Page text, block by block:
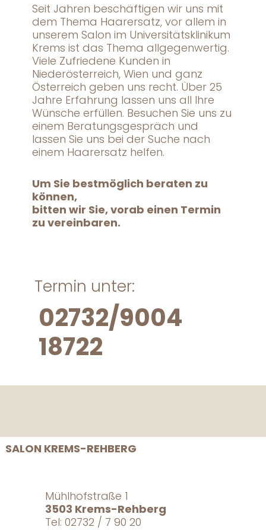
Seit Jahren beschäftigen wir uns mit
dem Thema Haarersatz, vor allem in
unserem Salon im Universitätsklinikum
Krems ist das Thema allgegenwertig.
Viele Zufriedene Kunden in
Niederösterreich, Wien und ganz
Österreich geben uns recht. Über 25
Jahre Erfahrung lassen uns all Ihre
Wünsche erfüllen. Besuchen Sie uns zu
einem Beratungsgespräch und
lassen Sie uns bei der Suche nach
einem Haarersatz helfen.
Um Sie bestmöglich beraten zu
können,
bitten wir Sie, vorab einen Termin
zu vereinbaren.
Termin unter:
02732/9004
18722
SALON KREMS-REHBERG
Mühlhofstraße 1
3503 Krems-Rehberg
Tel: 02732 / 7 90 20